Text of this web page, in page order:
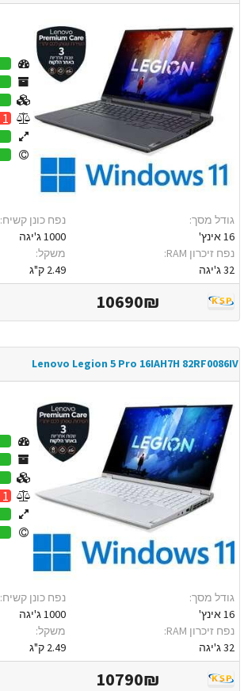
1
גודל מסך:
16 אינץ'
נפח זיכרון RAM:
32 ג'יגה
נפח כונן קשיח:
1000 ג'יגה
משקל:
2.49 ק"ג
10690₪
Lenovo Legion 5 Pro 16IAH7H 82RF0086IV
1
גודל מסך:
16 אינץ'
נפח זיכרון RAM:
32 ג'יגה
נפח כונן קשיח:
1000 ג'יגה
משקל:
2.49 ק"ג
10790₪